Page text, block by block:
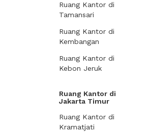
Ruang Kantor di
Tamansari
Ruang Kantor di
Kembangan
Ruang Kantor di
Kebon Jeruk
Ruang Kantor di
Jakarta Timur
Ruang Kantor di
Kramatjati